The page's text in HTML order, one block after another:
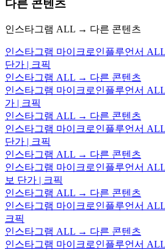
다른 콘텐츠
인스타그램 ALL → 다른 콘텐츠
인스타그램 마이크로인플루언서
단가 | 크픽
인스타그램 ALL → 다른 콘텐츠
인스타그램 마이크로인플루언서
가 | 크픽
인스타그램 ALL → 다른 콘텐츠
인스타그램 마이크로인플루언서
단가 | 크픽
인스타그램 ALL → 다른 콘텐츠
인스타그램 마이크로인플루언서
보 단가 | 크픽
인스타그램 ALL → 다른 콘텐츠
인스타그램 마이크로인플루언서
크픽
인스타그램 ALL → 다른 콘텐츠
인스타그램 마이크로인플루언서